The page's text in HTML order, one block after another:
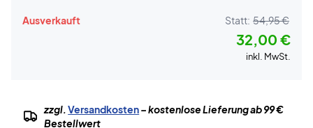
Ausverkauft Statt: 54,95 €
32,00 €
inkl. MwSt.
zzgl.Versandkosten– kostenlose Lieferung ab 99 €
Bestellwert